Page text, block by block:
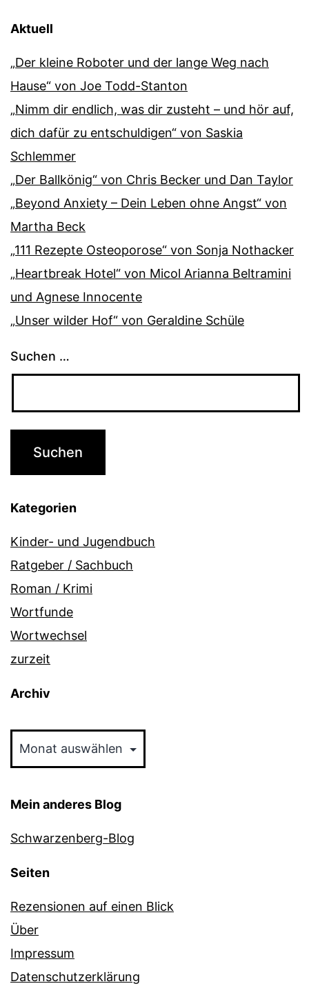
Aktuell
„Der kleine Roboter und der lange Weg nach
Hause“ von Joe Todd-Stanton
„Nimm dir endlich, was dir zusteht – und hör auf,
dich dafür zu entschuldigen“ von Saskia
Schlemmer
„Der Ballkönig“ von Chris Becker und Dan Taylor
„Beyond Anxiety – Dein Leben ohne Angst“ von
Martha Beck
„111 Rezepte Osteoporose“ von Sonja Nothacker
„Heartbreak Hotel“ von Micol Arianna Beltramini
und Agnese Innocente
„Unser wilder Hof“ von Geraldine Schüle
Suchen …
Kategorien
Kinder- und Jugendbuch
Ratgeber / Sachbuch
Roman / Krimi
Wortfunde
Wortwechsel
zurzeit
Archiv
Mein anderes Blog
Schwarzenberg-Blog
Seiten
Rezensionen auf einen Blick
Über
Impressum
Datenschutzerklärung